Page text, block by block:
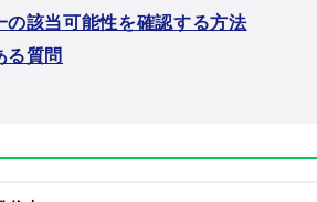
の該当可能性を確認する方法
る質問